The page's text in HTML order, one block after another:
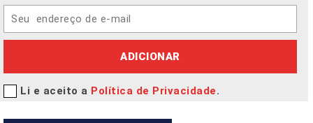
ADICIONAR
Li e aceito a Política de Privacidade.